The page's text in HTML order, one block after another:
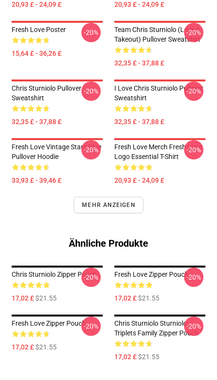
20,93 £ - 24,09 £ 20,93 £ - 24,09 £
Fresh Love Poster
15,64 £ - 36,26 £
-20%
Team Chris Sturniolo (Love &
Takeout) Pullover Sweatshirt
32,35 £ - 37,88 £
-20%
Chris Sturniolo Pullover
Sweatshirt
32,35 £ - 37,88 £
-20%
I Love Chris Sturniolo Pullover
Sweatshirt
32,35 £ - 37,88 £
-20%
Fresh Love Vintage Stars Blue
Pullover Hoodie
33,93 £ - 39,46 £
-20%
Fresh Love Merch Fresh Love
Logo Essential T-Shirt
20,93 £ - 24,09 £
-20%
MEHR ANZEIGEN
Ähnliche Produkte
Chris Sturniolo Zipper Pouch
17,02 £$21.55
-20% Fresh Love Zipper Pouch
17,02 £$21.55
-20%
Fresh Love Zipper Pouch
17,02 £$21.55
-20%
Chris Sturniolo Sturniolo
Triplets Family Zipper Pouch
17,02 £$21.55
-20%